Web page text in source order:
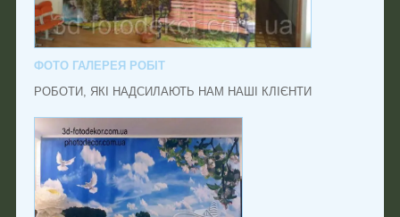
ФОТО ГАЛЕРЕЯ РОБІТ
РОБОТИ, ЯКІ НАДСИЛАЮТЬ НАМ НАШІ КЛІЄНТИ